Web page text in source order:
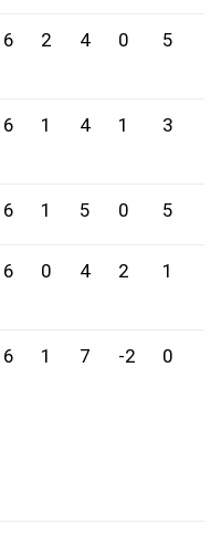
6 2 4 0 5
6 1 4 1 3
6 1 5 0 5
6 0 4 2 1
6 1 7 -2 0